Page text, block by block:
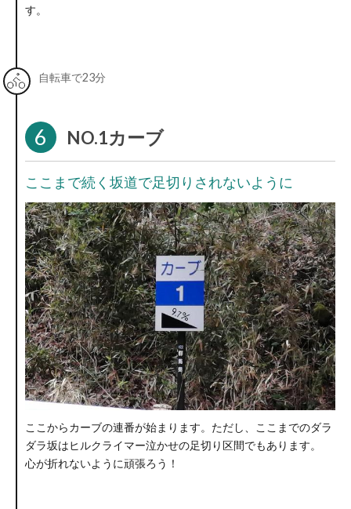
す。
自転車で23分
6 NO.1カーブ
ここまで続く坂道で足切りされないように
ここからカーブの連番が始まります。ただし、ここまでのダラ
ダラ坂はヒルクライマー泣かせの足切り区間でもあります。
心が折れないように頑張ろう！